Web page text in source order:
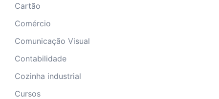
Cartão
Comércio
Comunicação Visual
Contabilidade
Cozinha industrial
Cursos